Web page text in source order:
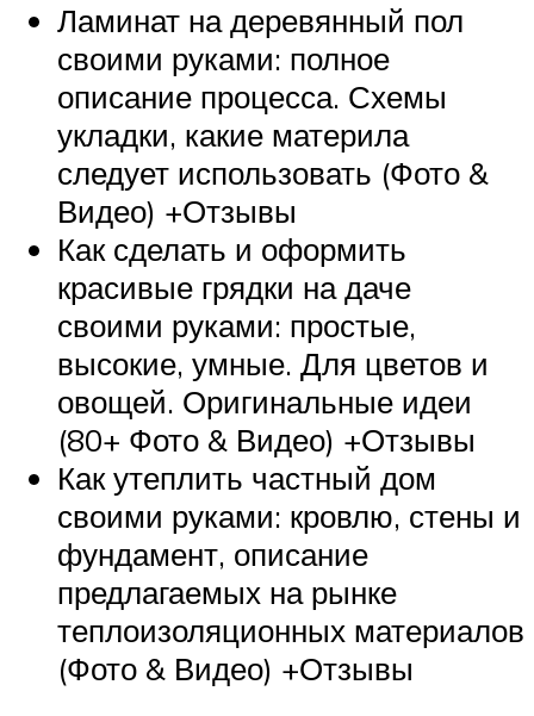
Ламинат на деревянный пол
своими руками: полное
описание процесса. Схемы
укладки, какие материла
следует использовать (Фото &
Видео) +Отзывы
Как сделать и оформить
красивые грядки на даче
своими руками: простые,
высокие, умные. Для цветов и
овощей. Оригинальные идеи
(80+ Фото & Видео) +Отзывы
Как утеплить частный дом
своими руками: кровлю, стены и
фундамент, описание
предлагаемых на рынке
теплоизоляционных материалов
(Фото & Видео) +Отзывы